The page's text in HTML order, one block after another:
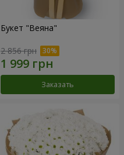
Букет "Веяна"
2 856 грн
Заказать